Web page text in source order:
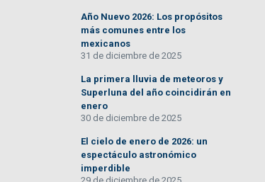
Año Nuevo 2026: Los propósitos
más comunes entre los
mexicanos
31 de diciembre de 2025
La primera lluvia de meteoros y
Superluna del año coincidirán en
enero
30 de diciembre de 2025
El cielo de enero de 2026: un
espectáculo astronómico
imperdible